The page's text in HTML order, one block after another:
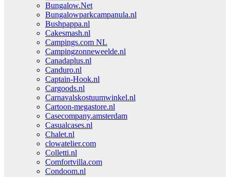
Bungalow.Net
Bungalowparkcampanula.nl
Bushpappa.nl
Cakesmash.nl
Campings.com NL
Campingzonneweelde.nl
Canadaplus.nl
Canduro.nl
Captain-Hook.nl
Cargoods.nl
Carnavalskostuumwinkel.nl
Cartoon-megastore.nl
Casecompany.amsterdam
Casualcases.nl
Chalet.nl
clowatelier.com
Colletti.nl
Comfortvilla.com
Condoom.nl